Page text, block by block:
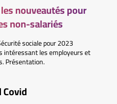
nouveautés pour
non-salariés
sociale pour 2023
intéressant les employeurs et
Présentation.